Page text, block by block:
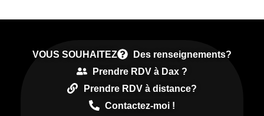
VOUS SOUHAITEZ
Des renseignements?
Prendre RDV à Dax ?
Prendre RDV à distance?
Contactez-moi !